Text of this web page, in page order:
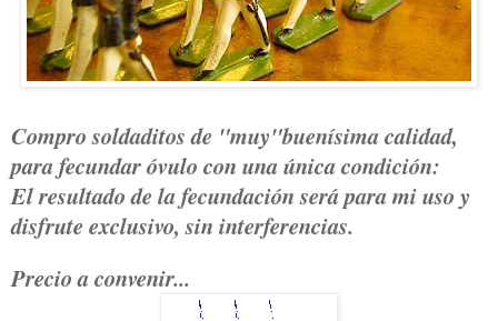
Compro soldaditos de "muy"buenísima calidad,
para fecundar óvulo con una única condición:
El resultado de la fecundación será para mi uso y
disfrute exclusivo, sin interferencias.
Precio a convenir...